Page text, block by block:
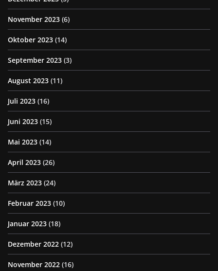
November 2023 (6)
Oktober 2023 (14)
September 2023 (3)
August 2023 (11)
Juli 2023 (16)
Juni 2023 (15)
Mai 2023 (14)
April 2023 (26)
März 2023 (24)
Februar 2023 (10)
Januar 2023 (18)
Dezember 2022 (12)
November 2022 (16)